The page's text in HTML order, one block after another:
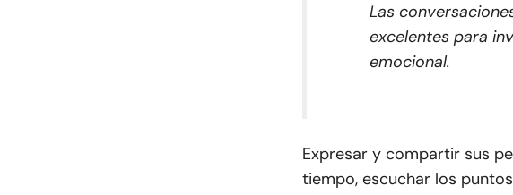
Las
excelentes para
emocional.
Expresar y compartir sus
tiempo, escuchar los